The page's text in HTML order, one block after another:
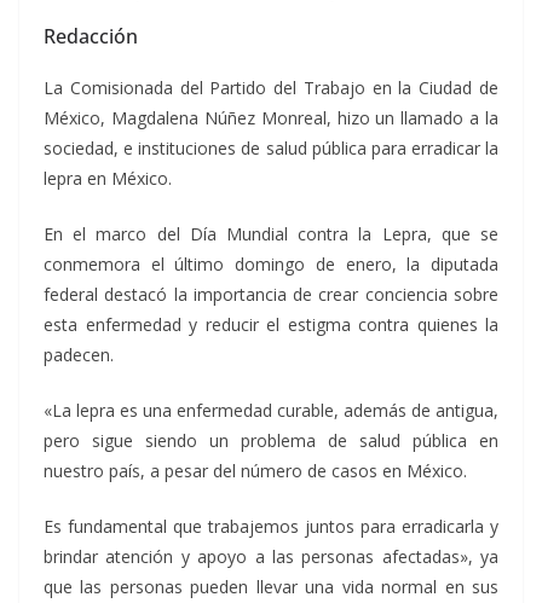
Redacción
La Comisionada del Partido del Trabajo en la Ciudad de
México, Magdalena Núñez Monreal, hizo un llamado a la
sociedad, e instituciones de salud pública para erradicar la
lepra en México.
En el marco del Día Mundial contra la Lepra, que se
conmemora el último domingo de enero, la diputada
federal destacó la importancia de crear conciencia sobre
esta enfermedad y reducir el estigma contra quienes la
padecen.
«La lepra es una enfermedad curable, además de antigua,
pero sigue siendo un problema de salud pública en
nuestro país, a pesar del número de casos en México.
Es fundamental que trabajemos juntos para erradicarla y
brindar atención y apoyo a las personas afectadas», ya
que las personas pueden llevar una vida normal en sus